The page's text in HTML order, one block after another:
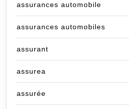
assurances automobile
assurances automobiles
assurant
assurea
assurée